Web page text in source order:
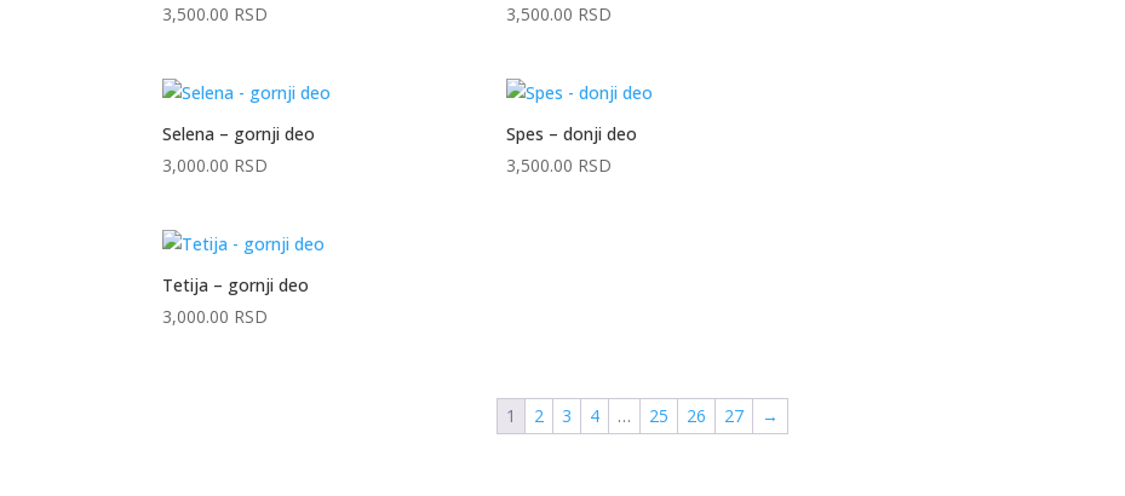
3,500.00 RSD
3,500.00 RSD
Selena – gornji deo
3,000.00 RSD
Spes – donji deo
3,500.00 RSD
Tetija – gornji deo
3,000.00 RSD
1 2 3 4 … 25 26 27 →